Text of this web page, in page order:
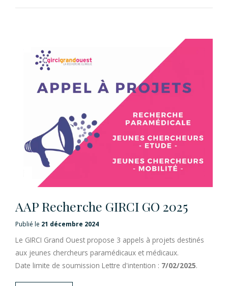
AAP Recherche GIRCI GO 2025
Publié le 21 décembre 2024
Le GIRCI Grand Ouest propose 3 appels à projets destinés
aux jeunes chercheurs paramédicaux et médicaux.
Date limite de soumission Lettre d'intention : 7/02/2025.